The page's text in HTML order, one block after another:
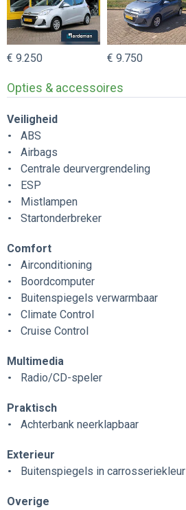
€ 9.250 € 9.750
Opties & accessoires
Veiligheid
ABS
Airbags
Centrale deurvergrendeling
ESP
Mistlampen
Startonderbreker
Comfort
Airconditioning
Boordcomputer
Buitenspiegels verwarmbaar
Climate Control
Cruise Control
Multimedia
Radio/CD-speler
Praktisch
Achterbank neerklapbaar
Exterieur
Buitenspiegels in carrosseriekleur
Overige